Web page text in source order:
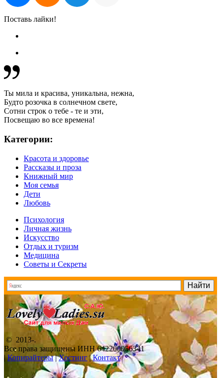
Поставь лайки!
Ты мила и красива, уникальна, нежна,
Будто розочка в солнечном свете,
Сотни строк о тебе - те и эти,
Посвещаю во все времена!
Категории:
Красота и здоровье
Рассказы и проза
Книжный мир
Моя семья
Дети
Любовь
Психология
Личная жизнь
Искусство
Отдых и туризм
Медицина
Советы и Секреты
© 2013-.
Все права защищены ИНН 642200056341
|Копирайтеры|Хостинг|Контакт